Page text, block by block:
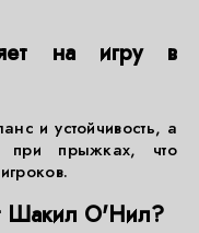
на игру в
и устойчивость, а
при прыжках, что
Шакил О'Нил?